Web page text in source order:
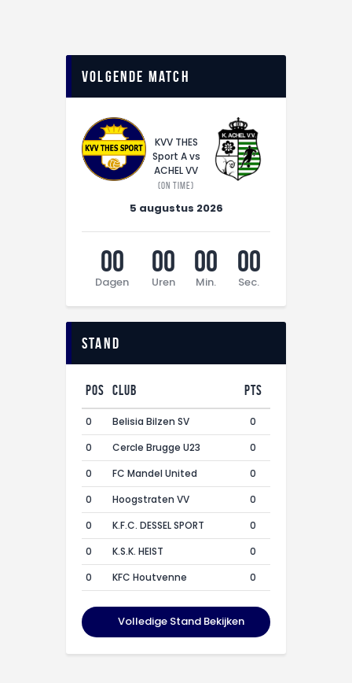
Volgende match
KVV THES
Sport A vs
ACHEL VV
(On time)
5 augustus 2026
00
Dagen
00
Uren
00
Min.
00
Sec.
Stand
Pos Club Pts
0 Belisia Bilzen SV
0
0
Cercle Brugge U23
0
0
FC Mandel United
0
0
Hoogstraten VV
0
0
K.F.C. DESSEL SPORT
0
0
K.S.K. HEIST
0
0
KFC Houtvenne 0
Volledige Stand Bekijken